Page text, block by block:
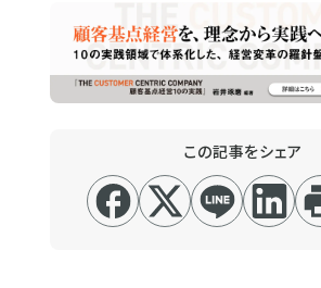
この記事をシェア